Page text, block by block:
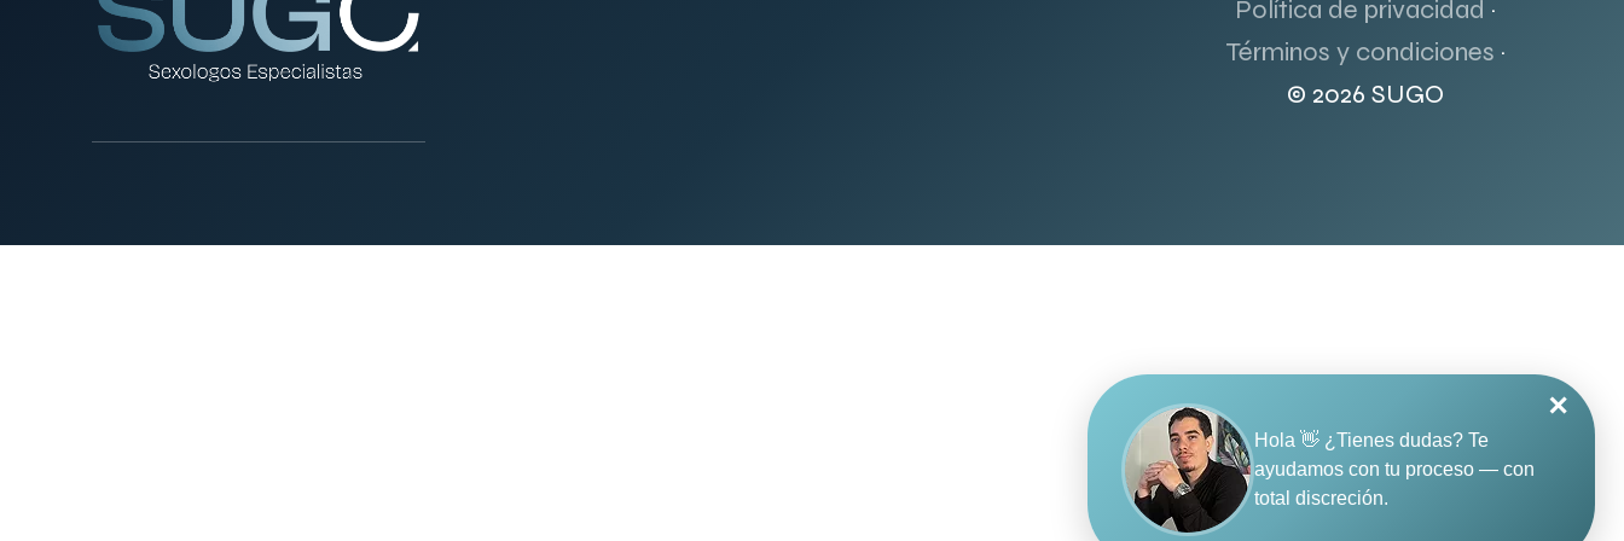
✕
Hola 👋 ¿Tienes dudas? Te
ayudamos con tu proceso — con
total discreción.
Política de privacidad ·
Términos y condiciones ·
© 2026 SUGO